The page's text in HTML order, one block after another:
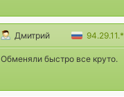
Дмитрий 94.29.11.*
Обменяли быстро все круто.